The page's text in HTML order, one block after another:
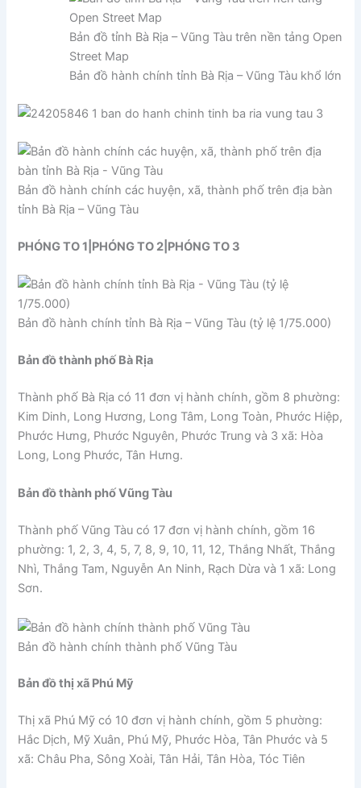
Bản đồ tỉnh Bà Rịa – Vũng Tàu trên nền tảng Open
Street Map
Bản đồ hành chính tỉnh Bà Rịa – Vũng Tàu khổ lớn
Bản đồ hành chính các huyện, xã, thành phố trên địa bàn
tỉnh Bà Rịa – Vũng Tàu
PHÓNG TO 1 PHÓNG TO 2 PHÓNG TO 3
Bản đồ hành chính tỉnh Bà Rịa – Vũng Tàu (tỷ lệ 1/75.000)
Bản đồ thành phố Bà Rịa
Thành phố Bà Rịa có 11 đơn vị hành chính, gồm 8 phường:
Kim Dinh, Long Hương, Long Tâm, Long Toàn, Phước Hiệp,
Phước Hưng, Phước Nguyên, Phước Trung và 3 xã: Hòa
Long, Long Phước, Tân Hưng.
Bản đồ thành phố Vũng Tàu
Thành phố Vũng Tàu có 17 đơn vị hành chính, gồm 16
phường: 1, 2, 3, 4, 5, 7, 8, 9, 10, 11, 12, Thắng Nhất, Thắng
Nhì, Thắng Tam, Nguyễn An Ninh, Rạch Dừa và 1 xã: Long
Sơn.
Bản đồ hành chính thành phố Vũng Tàu
Bản đồ thị xã Phú Mỹ
Thị xã Phú Mỹ có 10 đơn vị hành chính, gồm 5 phường:
Hắc Dịch, Mỹ Xuân, Phú Mỹ, Phước Hòa, Tân Phước và 5
xã: Châu Pha, Sông Xoài, Tân Hải, Tân Hòa, Tóc Tiên